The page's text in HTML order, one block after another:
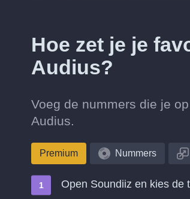
Hoe zet je je
Audius?
Voeg de nummers die je
Audius.
Premium Nummers
Open Soundiiz en kies de